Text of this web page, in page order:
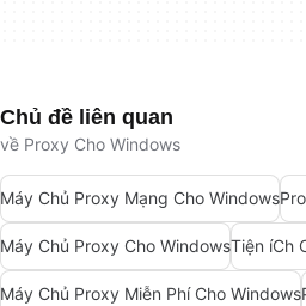
Chủ đề liên quan
về Proxy Cho Windows
Máy Chủ Proxy Mạng Cho Windows
Máy Chủ Proxy Cho WindowsTiện íCh
Máy Chủ Proxy Miễn Phí Cho Windows